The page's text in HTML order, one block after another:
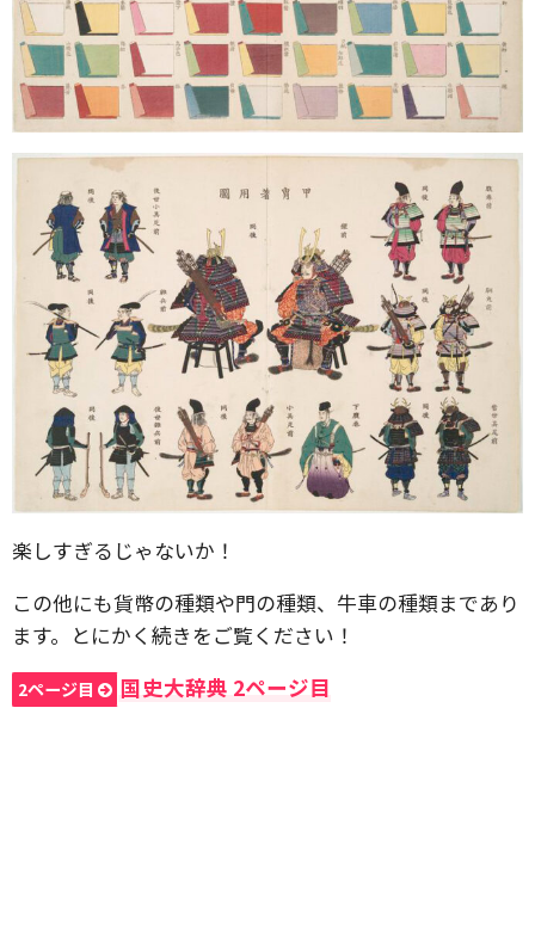
楽しすぎるじゃないか！
この他にも貨幣の種類や門の種類、牛車の種類まであり
ます。とにかく続きをご覧ください！
2ページ目 国史大辞典 2ページ目